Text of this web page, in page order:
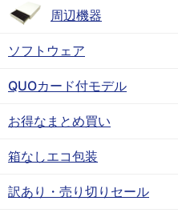
周辺機器
ソフトウェア
QUOカード付モデル
お得なまとめ買い
箱なしエコ包装
訳あり・売り切りセール